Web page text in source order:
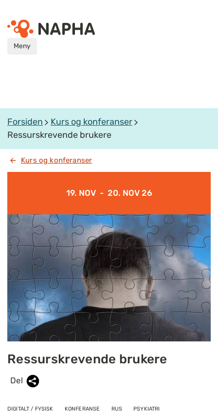
Meny
Forsiden
Kurs og konferanser
Ressurskrevende brukere
Kurs og konferanser
19. NOV - 20. NOV 26
Ressurskrevende brukere
Del
DIGITALT / FYSISK KONFERANSE RUS
PSYKIATRI